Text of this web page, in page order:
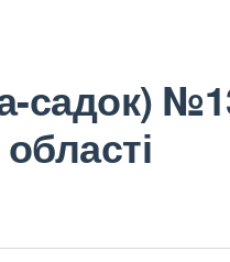
садок)